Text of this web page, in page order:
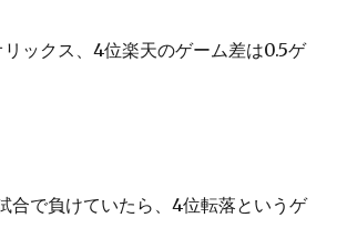
ックス、4位楽天のゲーム差は0.5ゲ
合で負けていたら、4位転落というゲ